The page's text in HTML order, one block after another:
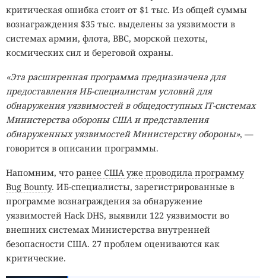
критическая ошибка стоит от $1 тыс. Из общей суммы
вознаграждения $35 тыс. выделены за уязвимости в
системах армии, флота, ВВС, морской пехоты,
космических сил и береговой охраны.
«Эта расширенная программа предназначена для
предоставления ИБ-специалистам условий для
обнаружения уязвимостей в общедоступныхIT-системах
Министерства обороны США и представления
обнаруженных уязвимостей Министерству обороны», —
говорится в описании программы.
Напомним, что ранее США уже проводила программу
Bug Bounty. ИБ-специалисты, зарегистрированные в
программе вознаграждения за обнаружение
уязвимостей Hack DHS, выявили 122 уязвимости во
внешних системах Министерства внутренней
безопасности США. 27 проблем оцениваются как
критические.